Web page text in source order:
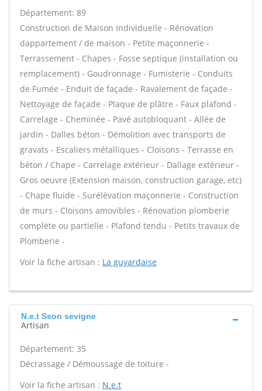
Département: 89
Construction de Maison Individuelle - Rénovation
dappartement / de maison - Petite maçonnerie -
Terrassement - Chapes - Fosse septique (installation ou
remplacement) - Goudronnage - Fumisterie - Conduits
de Fumée - Enduit de façade - Ravalement de façade -
Nettoyage de façade - Plaque de plâtre - Faux plafond -
Carrelage - Cheminée - Pavé autobloquant - Allée de
jardin - Dalles béton - Démolition avec transports de
gravats - Escaliers métalliques - Cloisons - Terrasse en
béton / Chape - Carrelage extérieur - Dallage extérieur -
Gros oeuvre (Extension maison, construction garage, etc)
- Chape fluide - Surélévation maçonnerie - Construction
de murs - Cloisons amovibles - Rénovation plomberie
complète ou partielle - Plafond tendu - Petits travaux de
Plomberie -
Voir la fiche artisan : La guyardaise
N.e.t Sson sevigne
Artisan
Département: 35
Décrassage / Démoussage de toiture -
Voir la fiche artisan : N.e.t